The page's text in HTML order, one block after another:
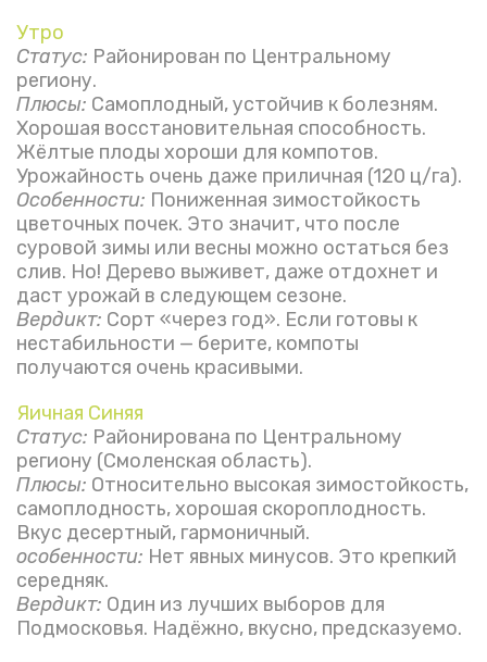
Утро
Статус: Районирован по Центральному
региону.
Плюсы: Самоплодный, устойчив к болезням.
Хорошая восстановительная способность.
Жёлтые плоды хороши для компотов.
Урожайность очень даже приличная (120 ц/га).
Особенности: Пониженная зимостойкость
цветочных почек. Это значит, что после
суровой зимы или весны можно остаться без
слив. Но! Дерево выживет, даже отдохнет и
даст урожай в следующем сезоне.
Вердикт: Сорт «через год». Если готовы к
нестабильности — берите, компоты
получаются очень красивыми.
Яичная Синяя
Статус: Районирована по Центральному
региону (Смоленская область).
Плюсы: Относительно высокая зимостойкость,
самоплодность, хорошая скороплодность.
Вкус десертный, гармоничный.
особенности: Нет явных минусов. Это крепкий
середняк.
Вердикт: Один из лучших выборов для
Подмосковья. Надёжно, вкусно, предсказуемо.